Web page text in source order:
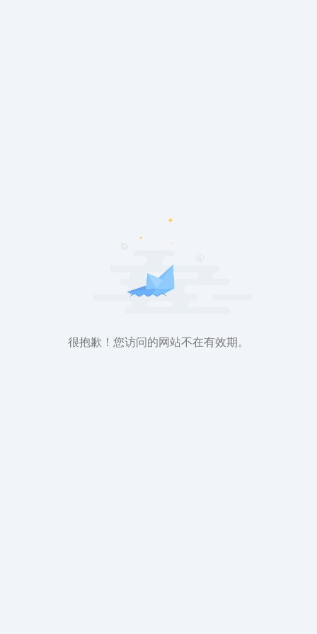
很抱歉！您访问的网站不在有效期。